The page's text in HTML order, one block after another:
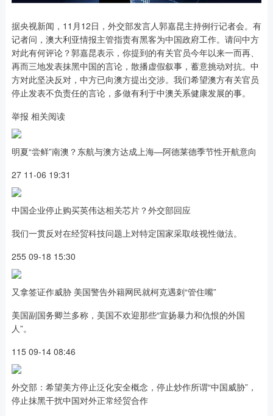
据央视新闻，11月12日，外交部发言人郭嘉昆主持例行记者会。有
记者问，澳大利亚情报主管指责有黑客为中国政府工作。请问中方
对此有何评论？郭嘉昆表示，你提到的有关官员今年以来一而再、
再而三地发表抹黑中国的言论，散播虚假叙事，蓄意挑动对抗。中
方对此坚决反对，中方已向澳方提出交涉。我们希望澳方有关官员
停止发表不负责任的言论，多做有利于中澳关系健康发展的事。
举报 相关阅读
明夏“尝鲜”南澳？东航与澳方达成上海—阿德莱德季节性开航意向
27 11-06 19:31
中国企业停止购买英伟达相关芯片？外交部回应
我们一贯反对在经贸科技问题上对特定国家采取歧视性做法。
255 09-18 15:30
又拿签证作威胁 美国警告外籍网民就柯克遇刺“管住嘴”
美国副国务卿兰多称，美国不欢迎那些“宣扬暴力和仇恨的外国
人”。
115 09-14 08:46
外交部：希望美方停止泛化安全概念，停止炒作所谓“中国威胁”，
停止抹黑干扰中国对外正常经贸合作